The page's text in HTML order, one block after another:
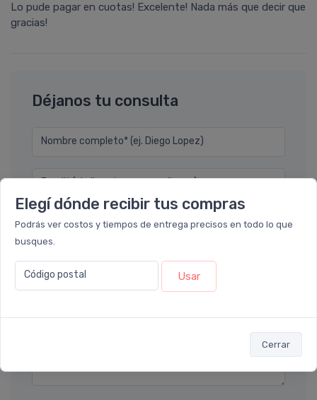
Elegí dónde recibir tus compras
Podrás ver costos y tiempos de entrega precisos en todo lo que
busques.
Código postal Usar
Cerrar
Lo pude pagar en cuotas! Excelente! Nada más que decir que
gracias!
Déjanos tu consulta
Nombre completo* (ej. Diego Lopez)
Email* (ej. diego.lopez@email.com)
Teléfono
Ubicación